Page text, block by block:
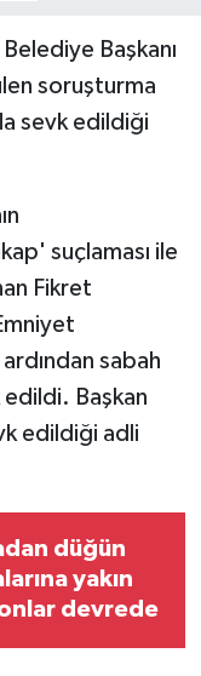
Başkanı
soruşturma
sevk edildiği
suçlaması ile
Fikret
sabah
Başkan
edildiği adli
düğün
yakın
devrede